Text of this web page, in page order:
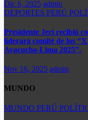
Dic 6, 2025 admin
DEPORTES PERÚ
Presidente Jerí recibió
liderará comité de los
Ayacucho-Lima 2025”.
Nov 16, 2025 admin
MUNDO
MUNDO PERÚ